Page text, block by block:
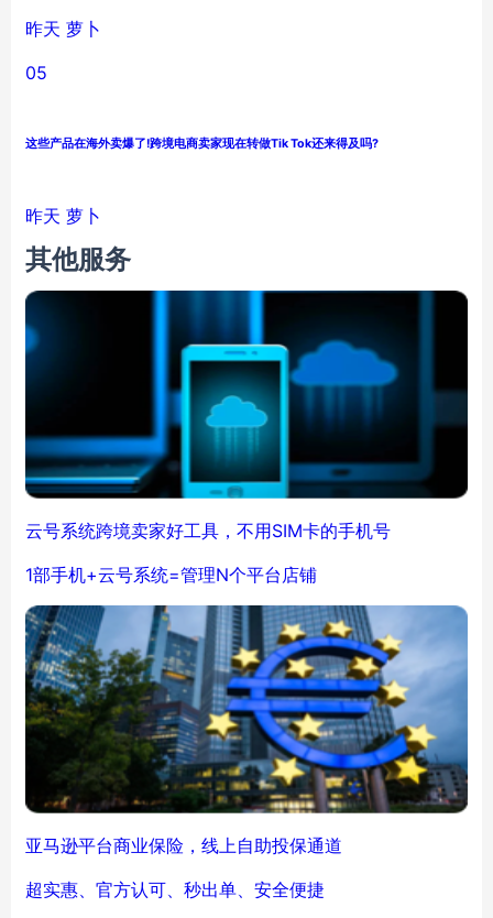
昨天 萝卜
05
这些产品在海外卖爆了!跨境电商卖家现在转做Tik Tok还来得及吗?
昨天 萝卜
其他服务
云号系统跨境卖家好工具，不用SIM卡的手机号
1部手机+云号系统=管理N个平台店铺
亚马逊平台商业保险，线上自助投保通道
超实惠、官方认可、秒出单、安全便捷